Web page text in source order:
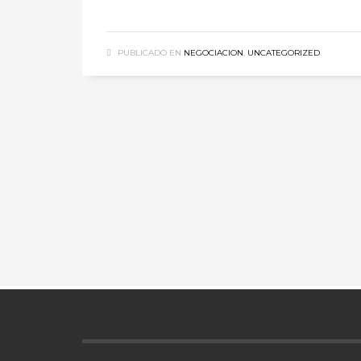
PUBLICADO EN NEGOCIACION, UNCATEGORIZED